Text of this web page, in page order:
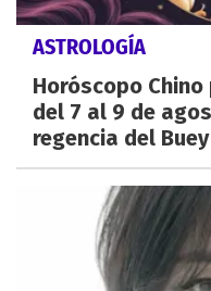
ASTROLOGÍA
Horóscopo
del 7 al 9 de
regencia del